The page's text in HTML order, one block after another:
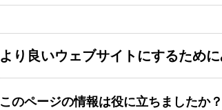
より良いウェブサイトにするため
このページの情報は役に立ちましたか？